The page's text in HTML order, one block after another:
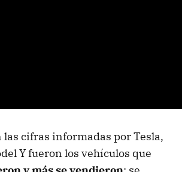
las cifras informadas por Tesla,
Y fueron los vehículos que